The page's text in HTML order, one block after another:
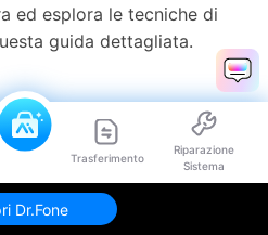
Trasferimento
Riparazione
Sistema
Dr.Fone
ed esplora le tecniche di
guida dettagliata.